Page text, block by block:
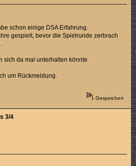
schon einige DSA Erfahrung.
gespielt, bevor die Spielrunde zerbrach
sich da mal unterhalten könnte
um Rückmeldung.
Gespeichert
3/4